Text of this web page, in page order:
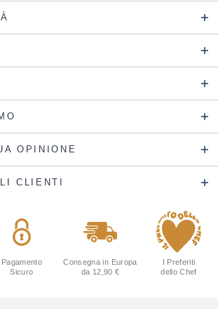
OPINIONE
CLIENTI
Pagamento
Sicuro
Consegna in Europa
da 12,90 €
I Preferiti
dello Chef